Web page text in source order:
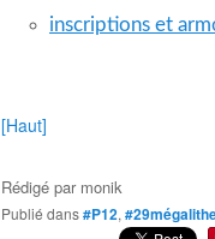
inscriptions et
[Haut]
Rédigé par monik
Publié dans#P12,